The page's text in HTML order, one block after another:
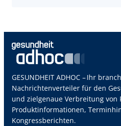
GESUNDHEIT ADHOC – Ihr
Nachrichtenverteiler für den
und zielgenaue Verbreitung von
Produktinformationen,
Kongressberichten.